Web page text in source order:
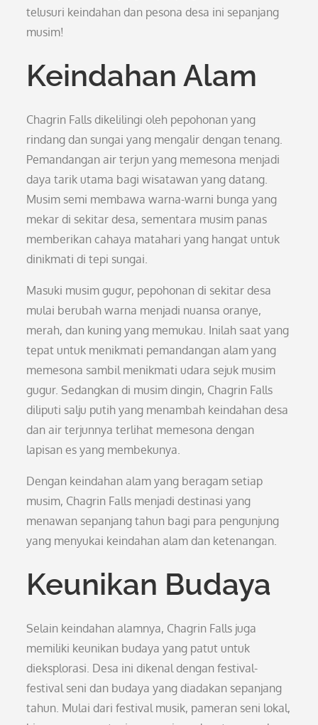
telusuri keindahan dan pesona desa ini sepanjang
musim!
Keindahan Alam
Chagrin Falls dikelilingi oleh pepohonan yang
rindang dan sungai yang mengalir dengan tenang.
Pemandangan air terjun yang memesona menjadi
daya tarik utama bagi wisatawan yang datang.
Musim semi membawa warna-warni bunga yang
mekar di sekitar desa, sementara musim panas
memberikan cahaya matahari yang hangat untuk
dinikmati di tepi sungai.
Masuki musim gugur, pepohonan di sekitar desa
mulai berubah warna menjadi nuansa oranye,
merah, dan kuning yang memukau. Inilah saat yang
tepat untuk menikmati pemandangan alam yang
memesona sambil menikmati udara sejuk musim
gugur. Sedangkan di musim dingin, Chagrin Falls
diliputi salju putih yang menambah keindahan desa
dan air terjunnya terlihat memesona dengan
lapisan es yang membekunya.
Dengan keindahan alam yang beragam setiap
musim, Chagrin Falls menjadi destinasi yang
menawan sepanjang tahun bagi para pengunjung
yang menyukai keindahan alam dan ketenangan.
Keunikan Budaya
Selain keindahan alamnya, Chagrin Falls juga
memiliki keunikan budaya yang patut untuk
dieksplorasi. Desa ini dikenal dengan festival-
festival seni dan budaya yang diadakan sepanjang
tahun. Mulai dari festival musik, pameran seni lokal,